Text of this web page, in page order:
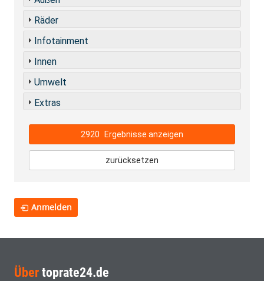
Räder
Infotainment
Innen
Umwelt
Extras
2920 Ergebnisse anzeigen
zurücksetzen
Anmelden
Über toprate24.de